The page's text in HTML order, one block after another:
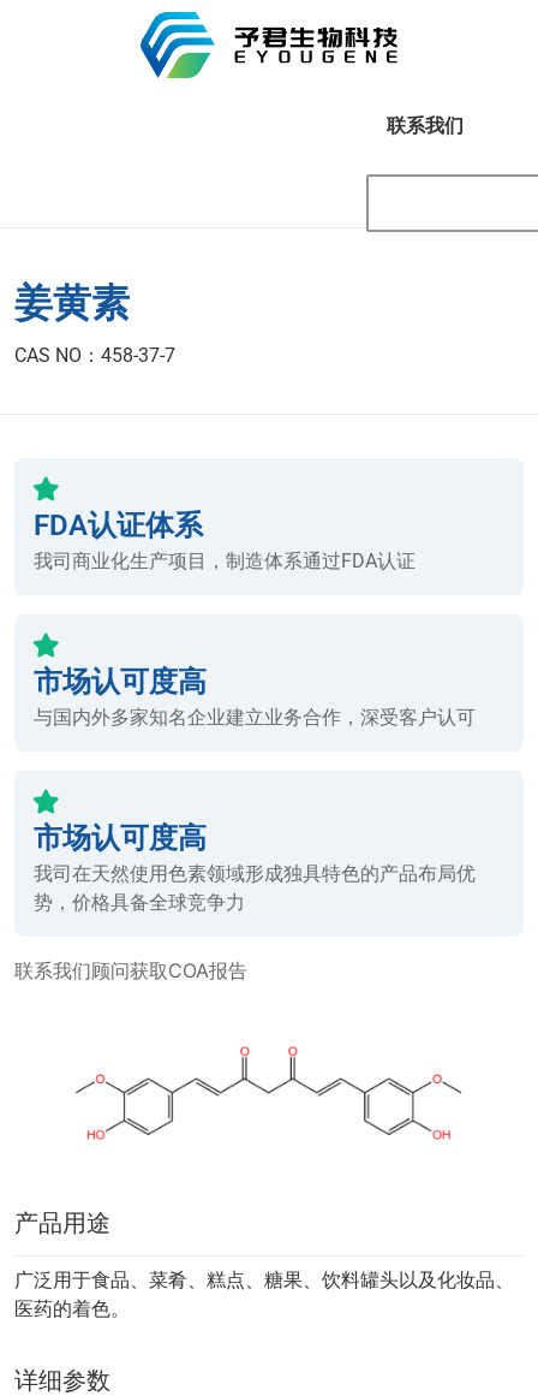
联系我们
姜黄素
CAS NO：458-37-7
FDA认证体系
我司商业化生产项目，制造体系通过FDA认证
市场认可度高
与国内外多家知名企业建立业务合作，深受客户认可
市场认可度高
我司在天然使用色素领域形成独具特色的产品布局优
势，价格具备全球竞争力
联系我们顾问获取COA报告
产品用途
广泛用于食品、菜肴、糕点、糖果、饮料罐头以及化妆品、
医药的着色。
详细参数